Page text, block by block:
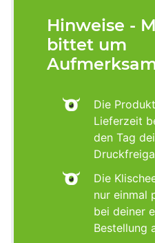
Hinweise -
bittet um
Die
Lieferzeit
den Tag
Die
nur einmal
bei deiner
Bestellung